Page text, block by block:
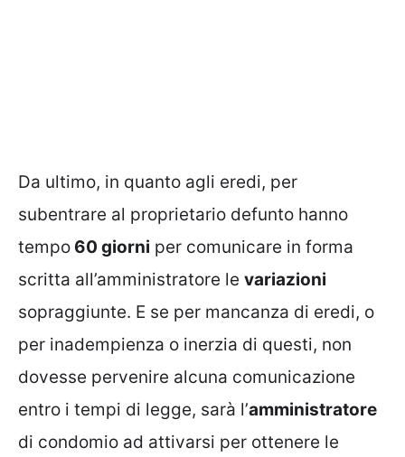
Da ultimo, in quanto agli eredi, per
subentrare al proprietario defunto hanno
tempo 60 giorni per comunicare in forma
scritta all’amministratore le variazioni
sopraggiunte. E se per mancanza di eredi, o
per inadempienza o inerzia di questi, non
dovesse pervenire alcuna comunicazione
entro i tempi di legge, sarà l’amministratore
di condomio ad attivarsi per ottenere le